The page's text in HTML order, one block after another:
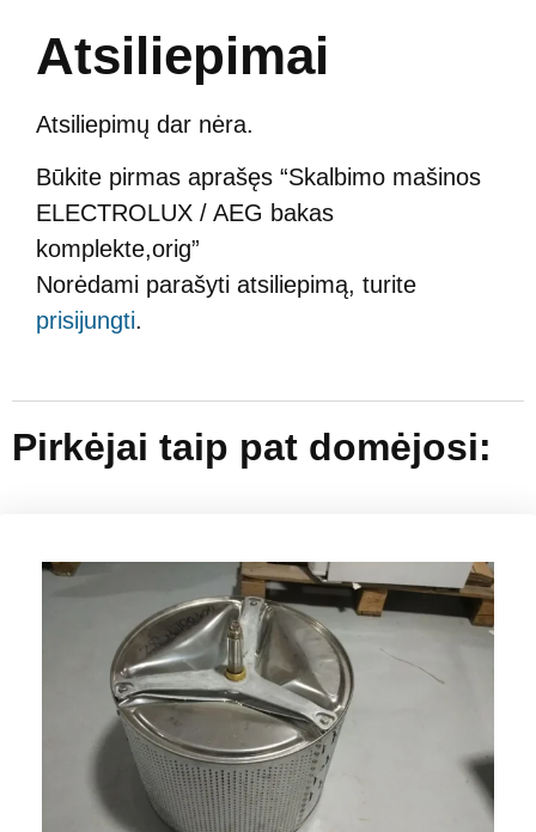
Atsiliepimai
Atsiliepimų dar nėra.
Būkite pirmas aprašęs “Skalbimo mašinos
ELECTROLUX / AEG bakas
komplekte,orig”
Norėdami parašyti atsiliepimą, turite
prisijungti.
Pirkėjai taip pat domėjosi: